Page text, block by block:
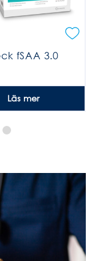
fSAA 3.0
Läs mer